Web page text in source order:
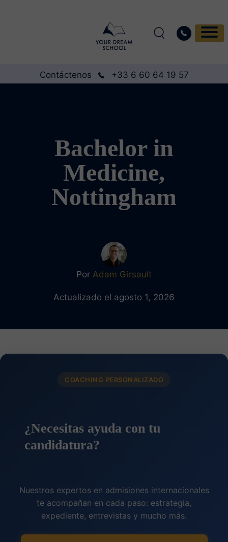
Contáctenos +33 6 60 64 19 57
Bachelor in
Medicine,
Nottingham
Por Adam Girsault
Actualizado el agosto 1, 2026
COACHING PERSONALIZADO
¿Necesitas ayuda con tu
candidatura?
Nuestros expertos en admisiones internacionales
te acompañan en cada paso: estrategia,
expediente, entrevistas y mucho más.